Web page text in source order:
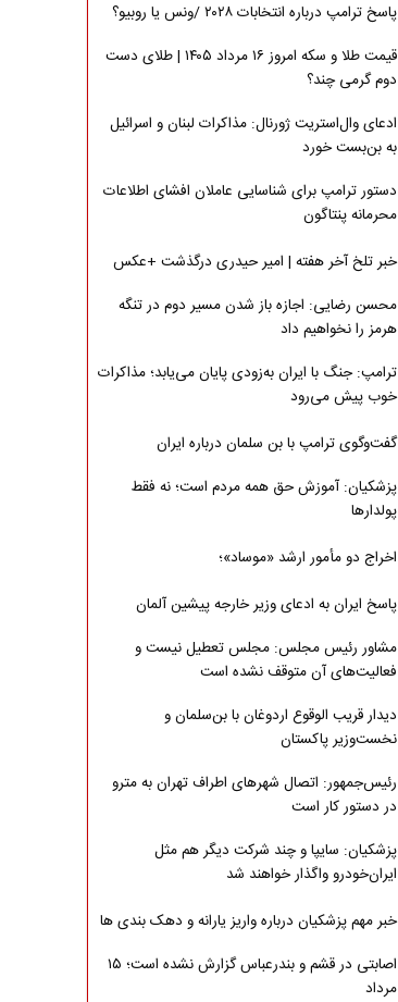
پاسخ ترامپ درباره انتخابات ۲۰۲۸ /ونس یا روبیو؟
قیمت طلا و سکه امروز ۱۶ مرداد ۱۴۰۵ | طلای دست
دوم گرمی چند؟
ادعای وال‌استریت ژورنال: مذاکرات لبنان و اسرائیل
به بن‌بست خورد
دستور ترامپ برای شناسایی عاملان افشای اطلاعات
محرمانه پنتاگون
خبر تلخ آخر هفته | امیر حیدری درگذشت +عکس
محسن رضایی: اجازه باز شدن مسیر دوم در تنگه
هرمز را نخواهیم داد
ترامپ: جنگ با ایران به‌زودی پایان می‌یابد؛ مذاکرات
خوب پیش می‌رود
گفت‌وگوی ترامپ با بن سلمان درباره ایران
پزشکیان: آموزش حق همه مردم است؛ نه فقط
پولدارها
اخراج دو مأمور ارشد «موساد»؛
پاسخ ایران به ادعای وزیر خارجه پیشین آلمان
مشاور رئیس مجلس: مجلس تعطیل نیست و
فعالیت‌های آن متوقف نشده است
دیدار قریب الوقوع اردوغان با بن‌سلمان و
نخست‌وزیر پاکستان
رئیس‌جمهور: اتصال شهرهای اطراف تهران به مترو
در دستور کار است
پزشکیان: سایپا و چند شرکت دیگر هم مثل
ایران‌خودرو واگذار خواهند شد
خبر مهم پزشکیان درباره واریز یارانه و دهک بندی ها
اصابتی در قشم و بندرعباس گزارش نشده است؛ ۱۵
مرداد